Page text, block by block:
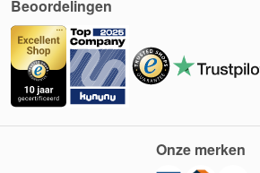
Beoordelingen
Onze merken